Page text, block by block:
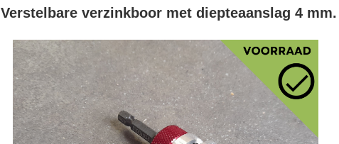
Verstelbare verzinkboor met diepteaanslag 4 mm.